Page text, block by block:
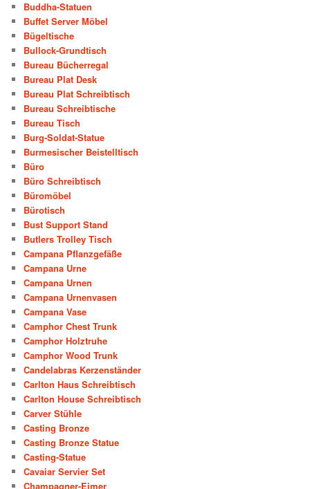
Buddha-Statuen
Buffet Server Möbel
Bügeltische
Bullock-Grundtisch
Bureau Bücherregal
Bureau Plat Desk
Bureau Plat Schreibtisch
Bureau Schreibtische
Bureau Tisch
Burg-Soldat-Statue
Burmesischer Beistelltisch
Büro
Büro Schreibtisch
Büromöbel
Bürotisch
Bust Support Stand
Butlers Trolley Tisch
Campana Pflanzgefäße
Campana Urne
Campana Urnen
Campana Urnenvasen
Campana Vase
Camphor Chest Trunk
Camphor Holztruhe
Camphor Wood Trunk
Candelabras Kerzenständer
Carlton Haus Schreibtisch
Carlton House Schreibtisch
Carver Stühle
Casting Bronze
Casting Bronze Statue
Casting-Statue
Cavaiar Servier Set
Champagner-Eimer